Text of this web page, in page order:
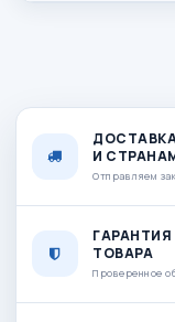
И
Отправляем
ГАРАНТИЯ
ТОВАРА
Проверенное